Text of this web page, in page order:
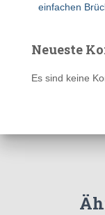
einfachen
Neueste
Es sind keine